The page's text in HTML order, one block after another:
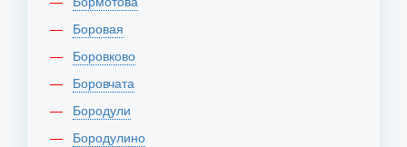
Боровая
Боровково
Боровчата
Бородули
Бородулино